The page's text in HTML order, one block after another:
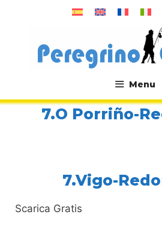
Menu
. 7.O Porriño-
7.Vigo-
Scarica Gratis